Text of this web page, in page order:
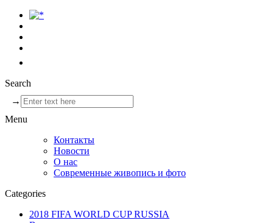
Search
→
Menu
Контакты
Новости
О нас
Современные живопись и фото
Categories
2018 FIFA WORLD CUP RUSSIA